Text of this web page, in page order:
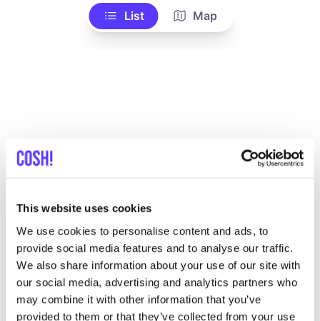
This website uses cookies
We use cookies to personalise content and ads, to
provide social media features and to analyse our traffic.
We also share information about your use of our site with
our social media, advertising and analytics partners who
may combine it with other information that you’ve
provided to them or that they’ve collected from your use
List Map
GRÜNBAG
Bolsos, cinturones y carteras